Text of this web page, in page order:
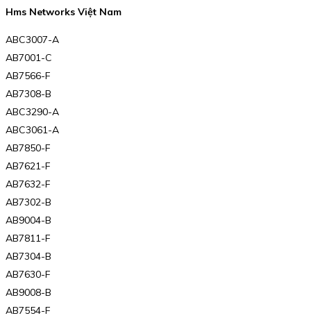
Hms Networks Việt Nam
ABC3007-A
AB7001-C
AB7566-F
AB7308-B
ABC3290-A
ABC3061-A
AB7850-F
AB7621-F
AB7632-F
AB7302-B
AB9004-B
AB7811-F
AB7304-B
AB7630-F
AB9008-B
AB7554-F